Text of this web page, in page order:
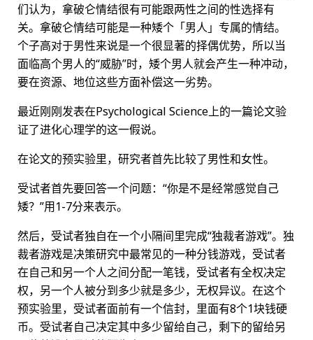
们认为，拿破仑情结很有可能跟两性之间的性选择有
关。拿破仑情结可能是一种矮个「男人」专属的情结。
个子高对于男性来说是一个很显著的择偶优势，所以当
面临高个男人的“威胁”时，矮个男人就会产生一种冲动，
要在资源、地位这些方面补偿这一劣势。
最近刚刚发表在Psychological Science上的一篇论文验
证了进化心理学的这一假说。
在论文的预实验里，研究者首先比较了男性和女性。
受试者首先要回答一个问题：“你是不是经常感觉自己
矮？”用1-7分来表示。
然后，受试者独自在一个小隔间里完成“独裁者游戏”。独
裁者游戏是决策研究中最常见的一种分钱游戏，受试者
在自己和另一个人之间分配一笔钱，受试者有全权决定
权，另一个人被分到多少就是多少，无权异议。在这个
预实验里，受试者面前有一个信封，里面有8个1块钱硬
币。受试者自己决定其中多少留给自己，剩下的留给另